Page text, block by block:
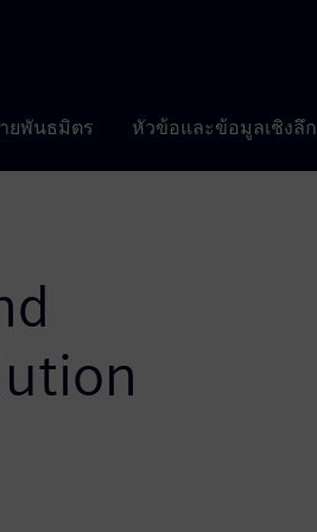
ยพันธมิตร หัวข้อและข้อมูลเชิงลึก